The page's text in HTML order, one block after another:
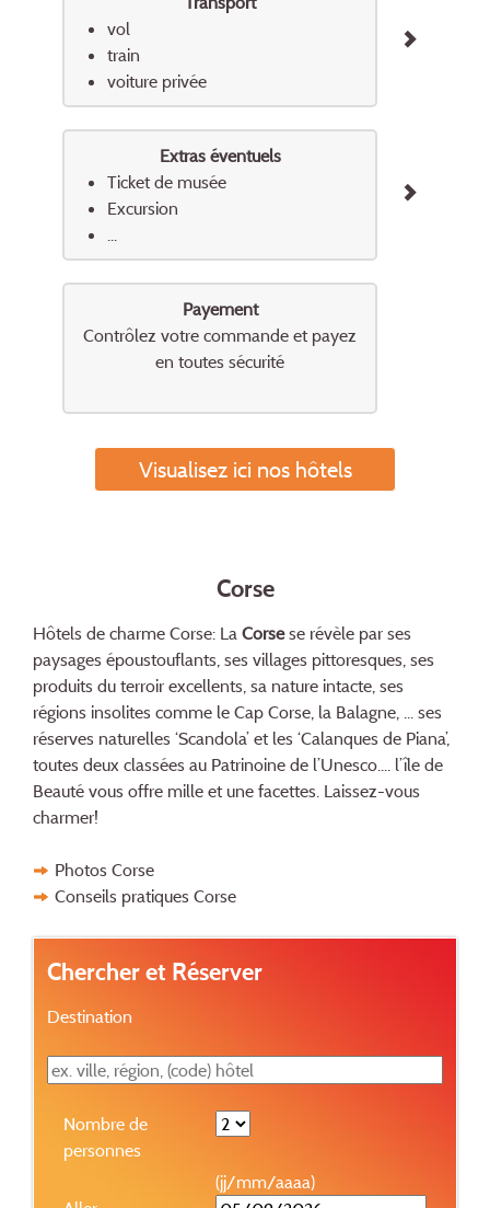
vol
train
voiture privée
Extras éventuels
Ticket de musée
Excursion
Payement
Contrôlez votre commande et payez
en toutes sécurité
Visualisez ici nos hôtels
Corse
Hôtels de charme Corse: La Corsese révèle par ses
paysages époustouflants, ses villages pittoresques, ses
produits du terroir excellents, sa nature intacte, ses
régions insolites comme le Cap Corse, la Balagne, ... ses
réserves naturelles ‘Scandola’ et les ‘Calanques de Piana’,
toutes deux classées au Patrinoine de l’Unesco.... l’île de
Beauté vous offre mille et une facettes. Laissez-vous
charmer!
Photos Corse
Conseils pratiques Corse
Chercher et Réserver
Destination
Nombre de
personnes
(jj/mm/aaaa)